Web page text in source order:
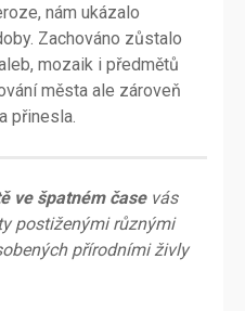
nám ukázalo
Zachováno zůstalo
mozaik i předmětů
města ale zároveň
přinesla.
ve špatném časevás
postiženými různými
přírodními živly